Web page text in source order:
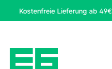
Zum Hauptinhalt springen
Kostenfreie Lieferung ab 49€